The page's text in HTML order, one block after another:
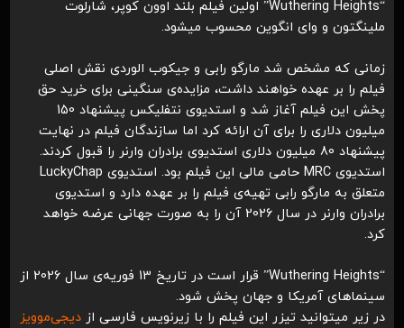
“Wuthering Heights” اولین فیلم بلند اوون کوپر، شارلوت
ملینگتون و وای انگوین محسوب میشود.
زمانی که مشخص شد مارگو رابی و جیکوب الوردی نقش اصلی
فیلم را بر عهده خواهند داشت، مزایده‌ی سنگینی برای خرید حق
پخش این فیلم آغاز شد و استدیوی نتفلیکس پیشنهاد 150
میلیون دلاری را برای آن ارائه کرد اما سازندگان فیلم در نهایت
پیشنهاد 80 میلیون دلاری استدیوی برادران وارنر را قبول کردند.
استدیوی MRC حامی مالی این فیلم بود. استدیوی LuckyChap
متعلق به مارگو رابی تهیه‌ی فیلم را بر عهده دارد و استدیوی
برادران وارنر در سال 2026 آن را به صورت جهانی عرضه خواهد
کرد.
“Wuthering Heights” قرار است در تاریخ 13 فوریه‌ی سال 2026 از
سینماهای آمریکا و جهان پخش شود.
در زیر میتوانید تیزر این فیلم را با زیرنویس فارسی ازدیجی‌موویز